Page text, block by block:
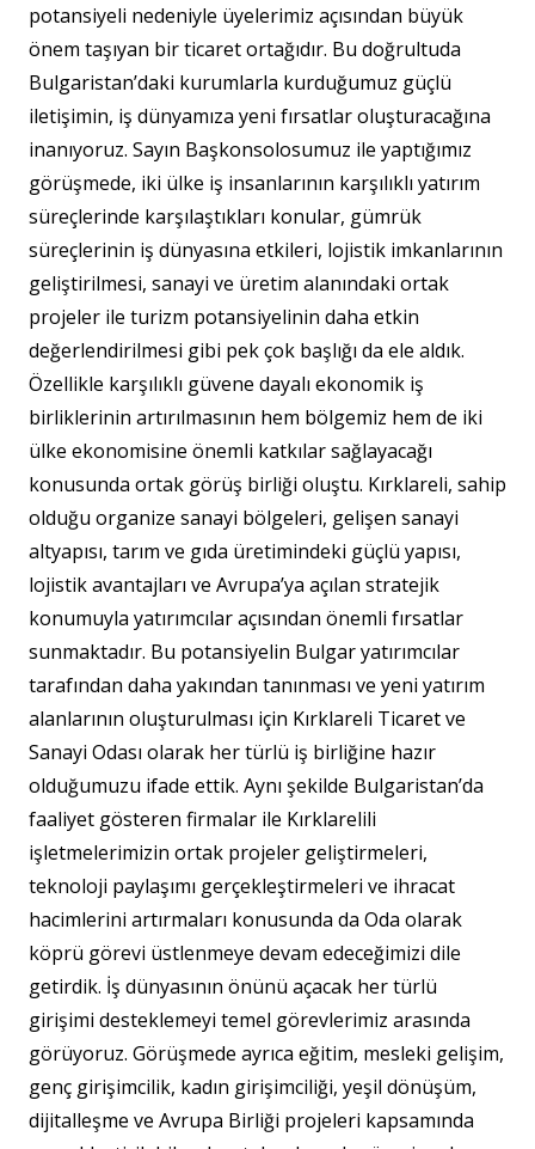
potansiyeli nedeniyle üyelerimiz açısından büyük
önem taşıyan bir ticaret ortağıdır. Bu doğrultuda
Bulgaristan’daki kurumlarla kurduğumuz güçlü
iletişimin, iş dünyamıza yeni fırsatlar oluşturacağına
inanıyoruz. Sayın Başkonsolosumuz ile yaptığımız
görüşmede, iki ülke iş insanlarının karşılıklı yatırım
süreçlerinde karşılaştıkları konular, gümrük
süreçlerinin iş dünyasına etkileri, lojistik imkanlarının
geliştirilmesi, sanayi ve üretim alanındaki ortak
projeler ile turizm potansiyelinin daha etkin
değerlendirilmesi gibi pek çok başlığı da ele aldık.
Özellikle karşılıklı güvene dayalı ekonomik iş
birliklerinin artırılmasının hem bölgemiz hem de iki
ülke ekonomisine önemli katkılar sağlayacağı
konusunda ortak görüş birliği oluştu. Kırklareli, sahip
olduğu organize sanayi bölgeleri, gelişen sanayi
altyapısı, tarım ve gıda üretimindeki güçlü yapısı,
lojistik avantajları ve Avrupa’ya açılan stratejik
konumuyla yatırımcılar açısından önemli fırsatlar
sunmaktadır. Bu potansiyelin Bulgar yatırımcılar
tarafından daha yakından tanınması ve yeni yatırım
alanlarının oluşturulması için Kırklareli Ticaret ve
Sanayi Odası olarak her türlü iş birliğine hazır
olduğumuzu ifade ettik. Aynı şekilde Bulgaristan’da
faaliyet gösteren firmalar ile Kırklarelili
işletmelerimizin ortak projeler geliştirmeleri,
teknoloji paylaşımı gerçekleştirmeleri ve ihracat
hacimlerini artırmaları konusunda da Oda olarak
köprü görevi üstlenmeye devam edeceğimizi dile
getirdik. İş dünyasının önünü açacak her türlü
girişimi desteklemeyi temel görevlerimiz arasında
görüyoruz. Görüşmede ayrıca eğitim, mesleki gelişim,
genç girişimcilik, kadın girişimciliği, yeşil dönüşüm,
dijitalleşme ve Avrupa Birliği projeleri kapsamında